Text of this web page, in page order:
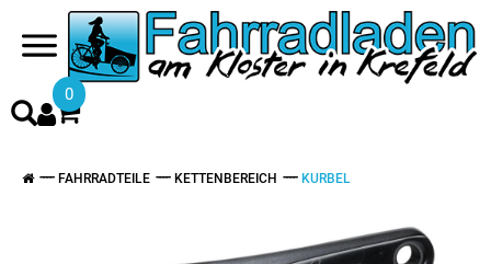
0
FAHRRADTEILE KETTENBEREICH KURBEL